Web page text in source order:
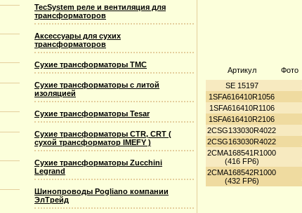
TecSystem реле и вентиляция для
трансформаторов
Аксессуары для сухих
трансформаторов
Сухие трансформаторы TMC
Сухие трансформаторы с литой
изоляцией
Сухие трансформаторы Tesar
Сухие трансформаторы CTR, CRT (
сухой трансформатор IMEFY )
Сухие трансформаторы Zucchini
Legrand
Шинопроводы Pogliano компании
ЭлТрейд
Артикул Фото
SE 15197
1SFA616410R1056
1SFA616410R1106
1SFA616410R2106
2CSG133030R4022
2CSG163030R4022
2CMA168541R1000
(416 FP6)
2CMA168542R1000
(432 FP6)